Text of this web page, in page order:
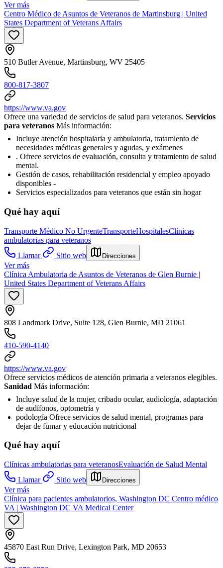
Ver más
Centro Médico de Asuntos de Veteranos de Martinsburg | United
States Department of Veterans Affairs
510 Butler Avenue, Martinsburg, WV 25405
800-817-3807
https://www.va.gov
Ofrece una variedad de servicios de salud para veteranos. Servicios
para veteranos Más información:
Incluye atención hospitalaria y ambulatoria, tratamiento de
necesidades médicas generales y agudas, y exámenes
. Ofrece servicios de evaluación, consulta y tratamiento de salud
mental.
Gestión de casos, rehabilitación residencial y empleo apoyado
disponibles -
Servicios especializados para veteranos que están sin hogar
Qué hay aquí
Transporte Médico No UrgenteTransporteHospitalesClínicas
ambulatorias para veteranos
Llamar
Sitio web Direcciones
Ver más
Clínica Ambulatoria de Asuntos de Veteranos de Glen Burnie |
United States Department of Veterans Affairs
808 Landmark Drive, Suite 128, Glen Burnie, MD 21061
410-590-4140
https://www.va.gov
Ofrece servicios médicos de atención primaria a veteranos elegibles.
Sanidad Más información:
Incluye salud de la mujer, cribado ocular, audiología, adaptación
de audífonos, optometría y
podología Ofrece servicios de salud mental, programas para
dejar de fumar y educación nutricional
Qué hay aquí
Clínicas ambulatorias para veteranosEvaluación de Salud Mental
Llamar
Sitio web Direcciones
Ver más
Clínica para pacientes ambulatorios, Washington DC Centro médico
VA | Washington DC VA Medical Center
45870 East Run Drive, Lexington Park, MD 20653